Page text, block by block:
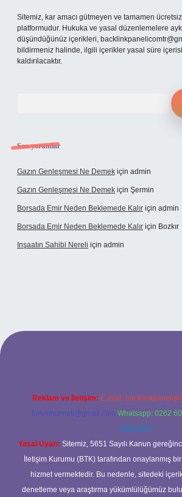
Sitemiz, kar amacı gütmeyen ve tamamen
platformudur. Hukuka ve yasal düzenlemelere
düşündüğünüz içerikleri,
bildirmeniz halinde, ilgili içerikler yasal süre
kaldırılacaktır.
Son yorumlar
Gazın Genleşmesi Ne Demek için admin
Gazın Genleşmesi Ne Demek için Şermin
Borsada Emir Neden Beklemede Kalır için admin
Borsada Emir Neden Beklemede Kalır için Bozkır
Inşaatın Sahibi Nereli için admin
Reklam ve İletişim: E-mail:
forumhizmeti@gmail.com Whatsapp: 0262
@karabul
Yasal Uyarı: Sitemiz, 5651 Sayılı Kanun
İletişim Kurumu (BTK) tarafından onaylanmış
hizmet vermektedir. Bu nedenle, sitedeki
denetleme veya araştırma yükümlülüğümüz